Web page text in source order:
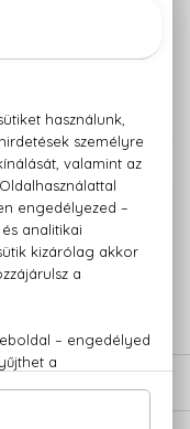
garanciával
+36 20